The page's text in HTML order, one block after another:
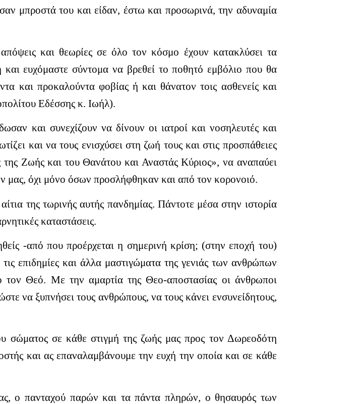
μπροστά του και είδαν, έστω και προσωρινά, την αδυναμία
και θεωρίες σε όλο τον κόσμο έχουν κατακλύσει τα
και ευχόμαστε σύντομα να βρεθεί το ποθητό εμβόλιο που θα
και προκαλούντα φοβίας ή και θάνατον τοις ασθενείς και
Εδέσσης κ. Ιωήλ).
και συνεχίζουν να δίνουν οι ιατροί και νοσηλευτές και
και να τους ενισχύσει στη ζωή τους και στις προσπάθειες
Ζωής και του Θανάτου και Αναστάς Κύριος», να αναπαύει
μας, όχι μόνο όσων προσλήφθηκαν και από τον κορονοιό.
της τωρινής αυτής πανδημίας. Πάντοτε μέσα στην ιστορία
καταστάσεις.
-από που προέρχεται η σημερινή κρίση; (στην εποχή του)
τις επι­δημίες και άλλα μα­στιγώματα της γε­νιάς των ανθρώπων
Θεό. Με την αμαρ­τία της Θεο-αποστασίας οι άνθρωποι
να ξυπνήσει τους ανθρώ­πους, να τους κάνει ενσυνείδητους,
σώματος σε κάθε στιγμή της ζωής μας προς τον Δωρεοδότη
και ας επαναλαμβάνουμε την ευχή την οποία και σε κάθε
ο πανταχού παρών και τα πάντα πληρών, ο θησαυρός των